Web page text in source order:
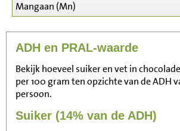
Mangaan (Mn)
ADH en PRAL-waarde
Bekijk hoeveel suiker en vet in
per 100 gram ten opzichte van de ADH
persoon.
Suiker (14% van de ADH)